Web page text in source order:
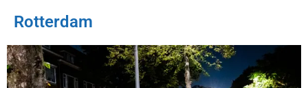
Rotterdam